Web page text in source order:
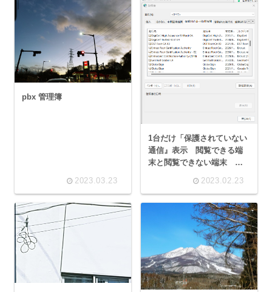
pbx 管理簿
2023.03.23
1台だけ「保護されていない
通信』表示 閲覧できる端
末と閲覧できない端末
Authority -G2 Firefoxアッ
2023.02.23